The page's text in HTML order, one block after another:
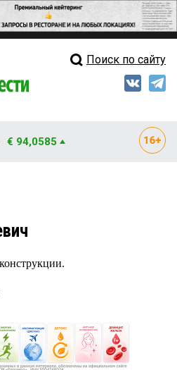
Свежий выпускПоиск по сайту
€ 94,0585